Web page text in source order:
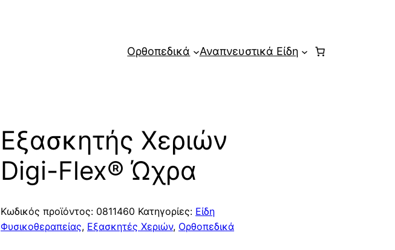
Ορθοπεδικά Αναπνευστικά Είδη
Εξασκητής Χεριών
Digi-Flex® Ώχρα
Κωδικός προϊόντος: 0811460 Κατηγορίες: Είδη
Φυσικοθεραπείας, Εξασκητές Χεριών, Ορθοπεδικά